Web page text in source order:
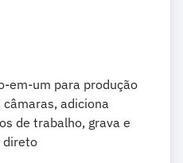
em-um para produção
adiciona
de trabalho, grava e
direto